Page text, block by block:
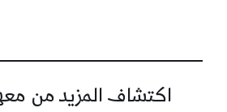
اكتشاف المزيد من